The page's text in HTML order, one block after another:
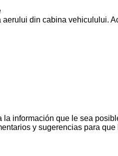
din cabina vehiculului.
información que le sea
y sugerencias para que